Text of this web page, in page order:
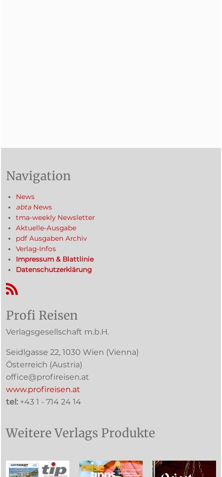
Navigation
News
abta News
tma-weekly Newsletter
Aktuelle-Ausgabe
pdf Ausgaben Archiv
Verlag-Infos
Impressum & Blattlinie
Datenschutzerklärung
RSS-Feed
Profi Reisen
Verlagsgesellschaft m.b.H.
Seidlgasse 22, 1030 Wien (Vienna)
Österreich (Austria)
office@profireisen.at
www.profireisen.at
tel: +43 1 - 714 24 14
Weitere Verlags Produkte